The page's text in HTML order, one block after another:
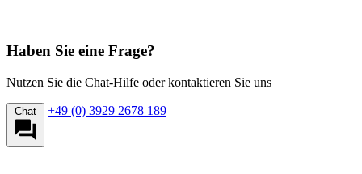
Haben Sie eine Frage?
Nutzen Sie die Chat-Hilfe oder kontaktieren Sie uns
Chat +49 (0) 3929 2678 189